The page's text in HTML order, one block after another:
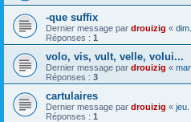
-que suffix
Dernier message par drouizig «
Réponses : 1
volo, vis, vult, velle, volui...
Dernier message par drouizig «
Réponses : 3
cartulaires
Dernier message par drouizig «
Réponses : 1